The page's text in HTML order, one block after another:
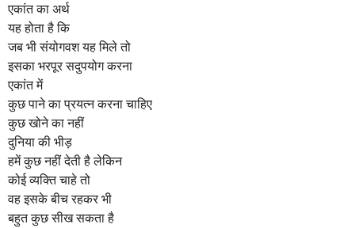
y
e
a
r
a
g
o
एकांत का अर्थ
यह होता है कि
जब भी संयोगवश यह मिले तो
इसका भरपूर सदुपयोग करना
एकांत में
कुछ पाने का प्रयत्न करना चाहिए
कुछ खोने का नहीं
दुनिया की भीड़
हमें कुछ नहीं देती है लेकिन
कोई व्यक्ति चाहे तो
वह इसके बीच रहकर भी
बहुत कुछ सीख सकता है